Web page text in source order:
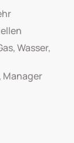
Wasser,
Manager